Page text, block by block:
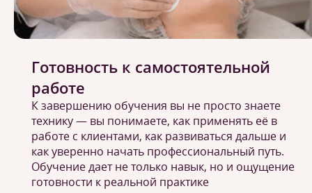
Готовность к самостоятельной
работе
К завершению обучения вы не просто знаете
технику — вы понимаете, как применять её в
работе с клиентами, как развиваться дальше и
как уверенно начать профессиональный путь.
Обучение дает не только навык, но и ощущение
готовности к реальной практике